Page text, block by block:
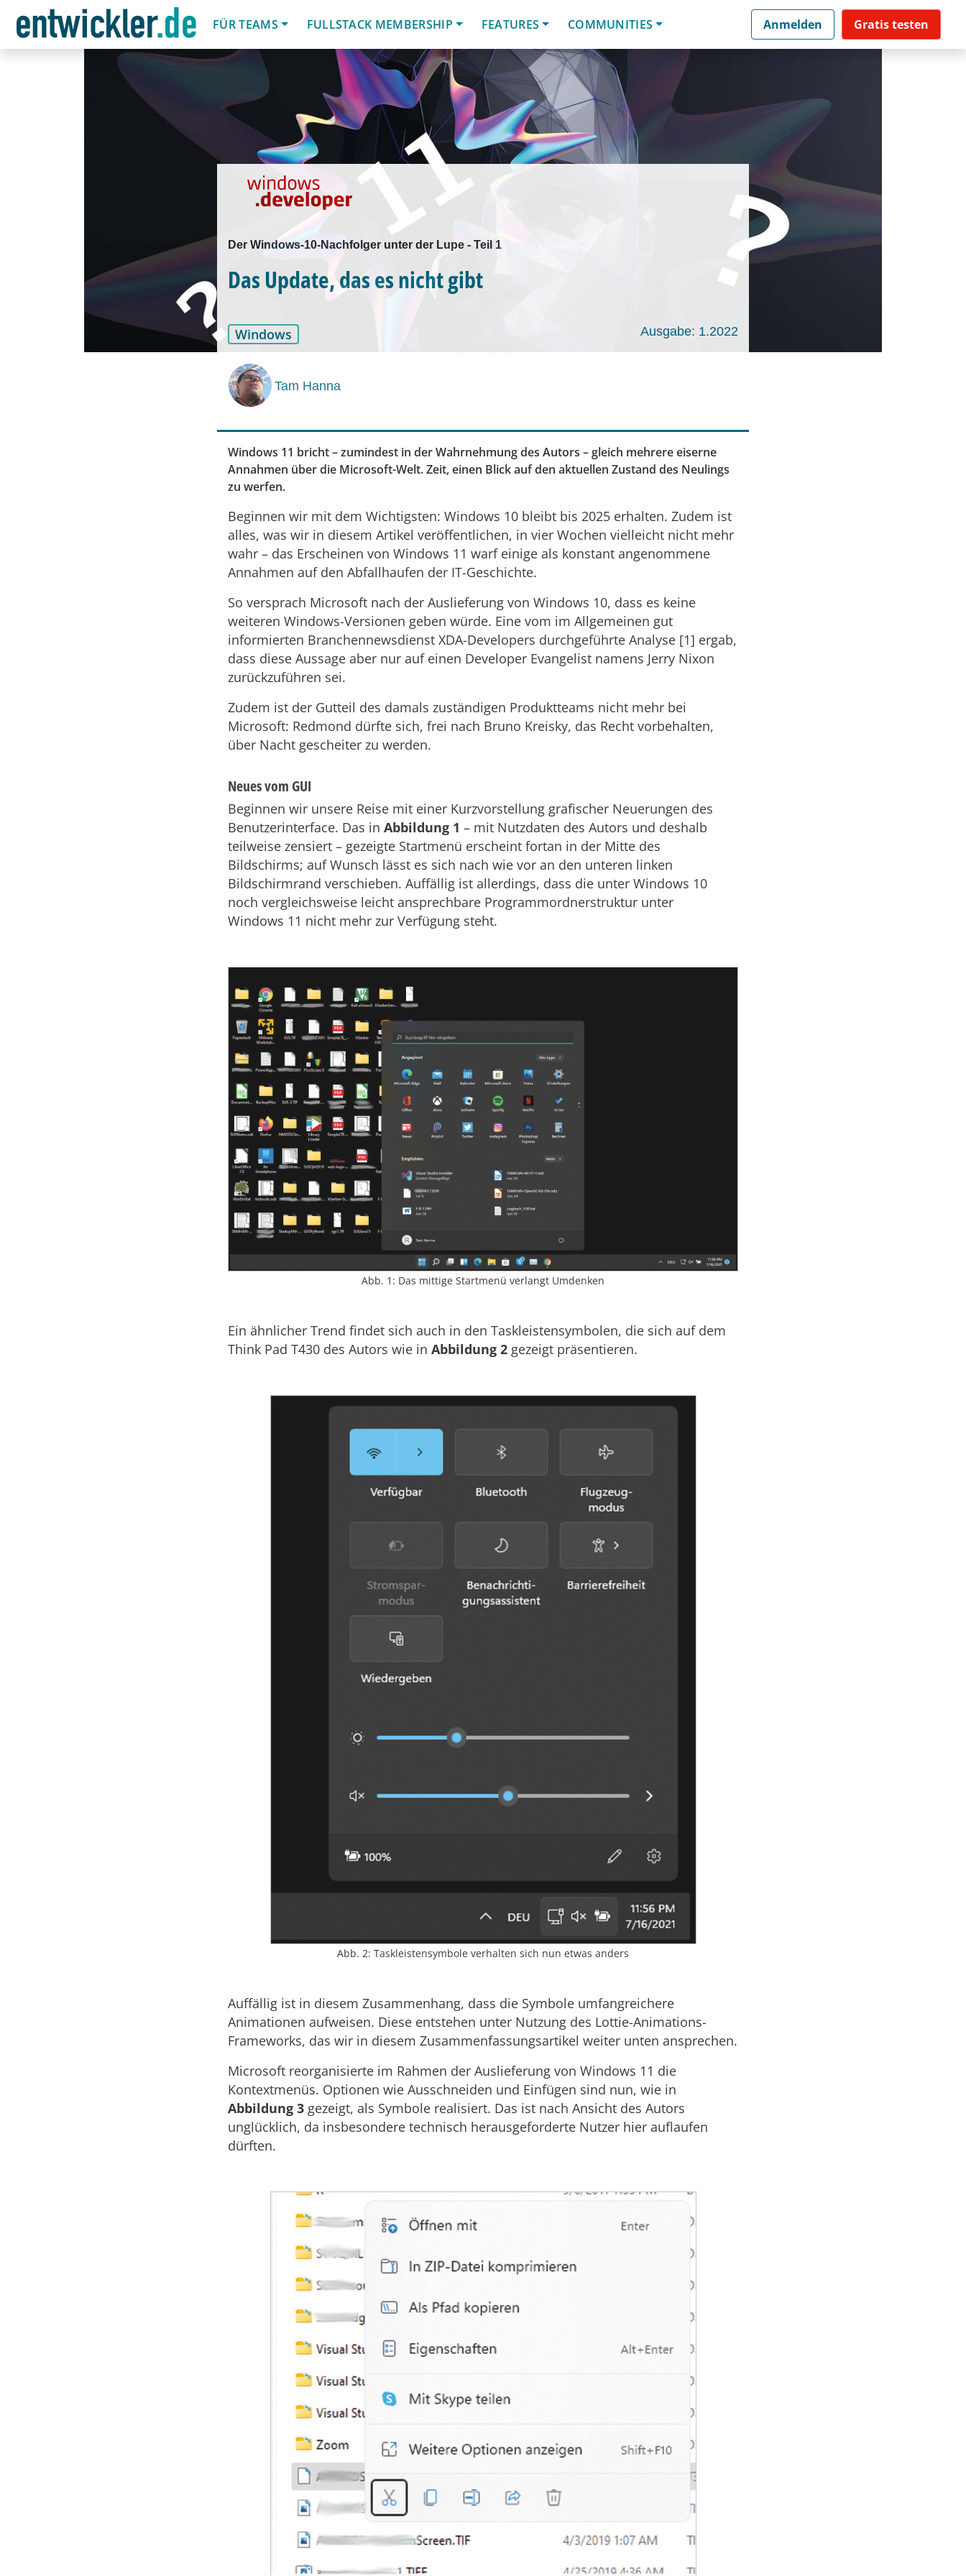
FÜR TEAMS
FULLSTACK MEMBERSHIP FEATURES COMMUNITIES Anmelden Gratis testen
Der Windows-10-Nachfolger unter der Lupe - Teil 1
Das Update, das es nicht gibt
Windows Ausgabe: 1.2022
Tam Hanna
Windows 11 bricht – zumindest in der Wahrnehmung des Autors – gleich mehrere eiserne
Annahmen über die Microsoft-Welt. Zeit, einen Blick auf den aktuellen Zustand des Neulings
zu werfen.
Beginnen wir mit dem Wichtigsten: Windows 10 bleibt bis 2025 erhalten. Zudem ist
alles, was wir in diesem Artikel veröffentlichen, in vier Wochen vielleicht nicht mehr
wahr – das Erscheinen von Windows 11 warf einige als konstant angenommene
Annahmen auf den Abfallhaufen der IT-Geschichte.
So versprach Microsoft nach der Auslieferung von Windows 10, dass es keine
weiteren Windows-Versionen geben würde. Eine vom im Allgemeinen gut
informierten Branchennewsdienst XDA-Developers durchgeführte Analyse [1] ergab,
dass diese Aussage aber nur auf einen Developer Evangelist namens Jerry Nixon
zurückzuführen sei.
Zudem ist der Gutteil des damals zuständigen Produktteams nicht mehr bei
Microsoft: Redmond dürfte sich, frei nach Bruno Kreisky, das Recht vorbehalten,
über Nacht gescheiter zu werden.
Neues vom GUI
Beginnen wir unsere Reise mit einer Kurzvorstellung grafischer Neuerungen des
Benutzerinterface. Das in Abbildung 1 – mit Nutzdaten des Autors und deshalb
teilweise zensiert – gezeigte Startmenü erscheint fortan in der Mitte des
Bildschirms; auf Wunsch lässt es sich nach wie vor an den unteren linken
Bildschirmrand verschieben. Auffällig ist allerdings, dass die unter Windows 10
noch vergleichsweise leicht ansprechbare Programmordnerstruktur unter
Windows 11 nicht mehr zur Verfügung steht.
Abb. 1: Das mittige Startmenü verlangt Umdenken
Ein ähnlicher Trend findet sich auch in den Taskleistensymbolen, die sich auf dem
Think Pad T430 des Autors wie in Abbildung 2 gezeigt präsentieren.
Abb. 2: Taskleistensymbole verhalten sich nun etwas anders
Auffällig ist in diesem Zusammenhang, dass die Symbole umfangreichere
Animationen aufweisen. Diese entstehen unter Nutzung des Lottie-Animations-
Frameworks, das wir in diesem Zusammenfassungsartikel weiter unten ansprechen.
Microsoft reorganisierte im Rahmen der Auslieferung von Windows 11 die
Kontextmenüs. Optionen wie Ausschneiden und Einfügen sind nun, wie in
Abbildung 3 gezeigt, als Symbole realisiert. Das ist nach Ansicht des Autors
unglücklich, da insbesondere technisch herausgeforderte Nutzer hier auflaufen
dürften.